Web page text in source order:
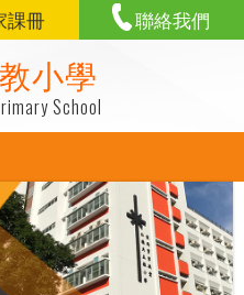
小學
School
課冊 聯絡我們